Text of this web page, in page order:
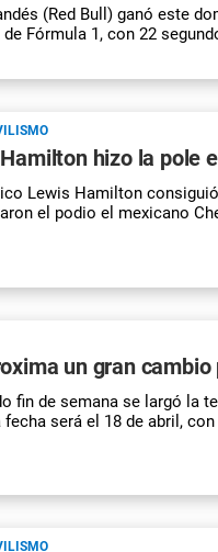
(Red Bull) ganó este
de Fórmula 1, con 22
hizo la pole
Lewis Hamilton
el podio el mexicano
un gran
fin de semana se largó la
fecha será el 18 de abril,